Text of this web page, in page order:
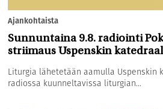
Ajankohtaista
Sunnuntaina 9.8. radiointi
striimaus Uspenskin
Liturgia lähetetään aamulla
radiossa kuunneltavissa liturgian...